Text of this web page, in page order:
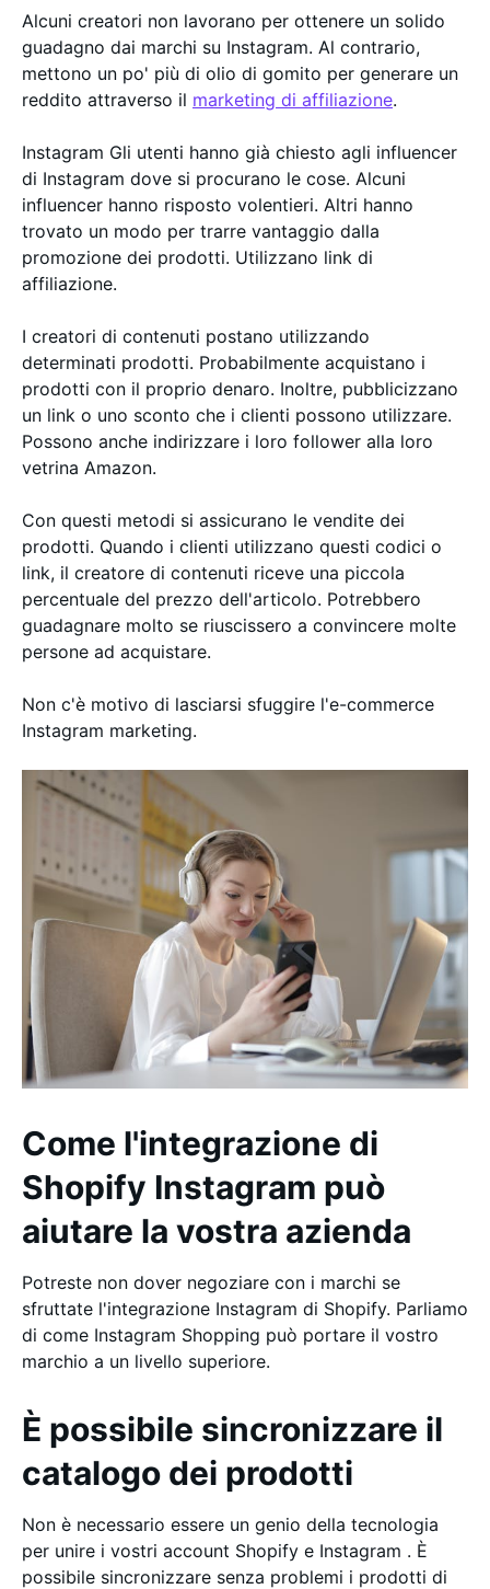
Alcuni creatori non lavorano per ottenere un solido
guadagno dai marchi su Instagram. Al contrario,
mettono un po' più di olio di gomito per generare un
reddito attraverso il marketing di affiliazione.
Instagram Gli utenti hanno già chiesto agli influencer
di Instagram dove si procurano le cose. Alcuni
influencer hanno risposto volentieri. Altri hanno
trovato un modo per trarre vantaggio dalla
promozione dei prodotti. Utilizzano link di
affiliazione.
I creatori di contenuti postano utilizzando
determinati prodotti. Probabilmente acquistano i
prodotti con il proprio denaro. Inoltre, pubblicizzano
un link o uno sconto che i clienti possono utilizzare.
Possono anche indirizzare i loro follower alla loro
vetrina Amazon.
Con questi metodi si assicurano le vendite dei
prodotti. Quando i clienti utilizzano questi codici o
link, il creatore di contenuti riceve una piccola
percentuale del prezzo dell'articolo. Potrebbero
guadagnare molto se riuscissero a convincere molte
persone ad acquistare.
Non c'è motivo di lasciarsi sfuggire l'e-commerce
Instagram marketing.
Come l'integrazione di
Shopify Instagram può
aiutare la vostra azienda
Potreste non dover negoziare con i marchi se
sfruttate l'integrazione Instagram di Shopify. Parliamo
di come Instagram Shopping può portare il vostro
marchio a un livello superiore.
È possibile sincronizzare il
catalogo dei prodotti
Non è necessario essere un genio della tecnologia
per unire i vostri account Shopify e Instagram . È
possibile sincronizzare senza problemi i prodotti di